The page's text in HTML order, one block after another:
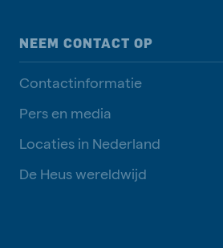
NEEM CONTACT OP
Contactinformatie
Pers en media
Locaties in Nederland
De Heus wereldwijd